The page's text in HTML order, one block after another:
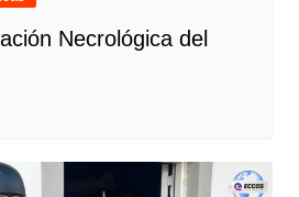
Necrológica del